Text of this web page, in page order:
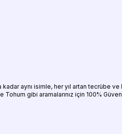
kadar aynı isimle, her yıl artan tecrübe
Tohum gibi aramalarınız için 100%